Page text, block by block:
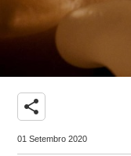
share
01 Setembro 2020